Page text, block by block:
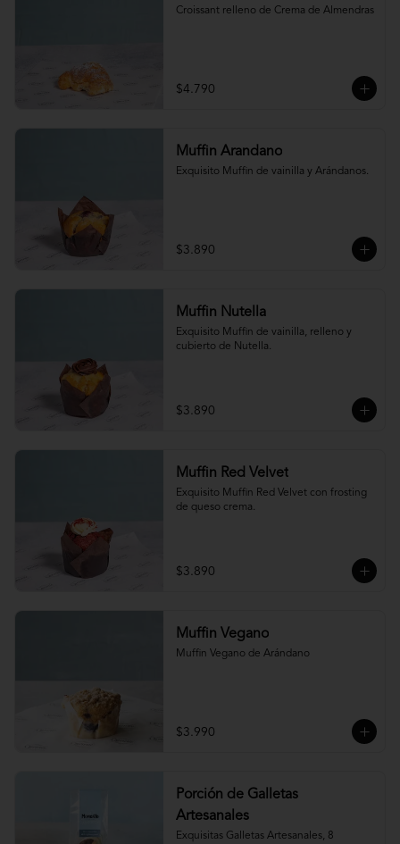
Croissant relleno de Crema de Almendras
$4.790
Muffin Arandano
Exquisito Muffin de vainilla y Arándanos.
$3.890
Muffin Nutella
Exquisito Muffin de vainilla, relleno y
cubierto de Nutella.
$3.890
Muffin Red Velvet
Exquisito Muffin Red Velvet con frosting
de queso crema.
$3.890
Muffin Vegano
Muffin Vegano de Arándano
$3.990
Porción de Galletas
Artesanales
Exquisitas Galletas Artesanales, 8